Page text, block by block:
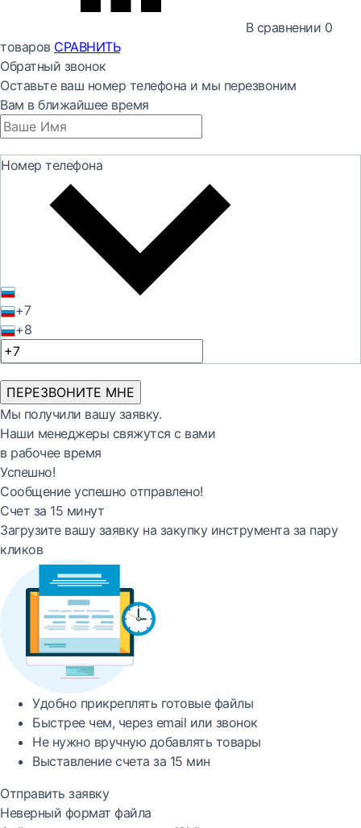
В сравнении 0
товаров СРАВНИТЬ
Обратный звонок
Оставьте ваш номер телефона и мы перезвоним
Вам в ближайшее время
Номер телефона
+7
+8
ПЕРЕЗВОНИТЕ МНЕ
Мы получили вашу заявку.
Наши менеджеры свяжутся с вами
в рабочее время
Успешно!
Сообщение успешно отправлено!
Счет за 15 минут
Загрузите вашу заявку на закупку инструмента за пару
кликов
Удобно прикреплять готовые файлы
Быстреечем, через email или звонок
Не нужно вручную добавлять товары
Выставление счета за 15 мин
Отправить заявку
Неверный формат файла